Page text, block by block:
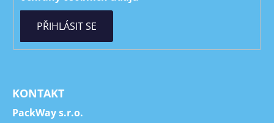
PŘIHLÁSIT SE
KONTAKT
PackWay s.r.o.